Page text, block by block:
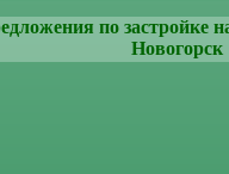
по застройке
Новогорск